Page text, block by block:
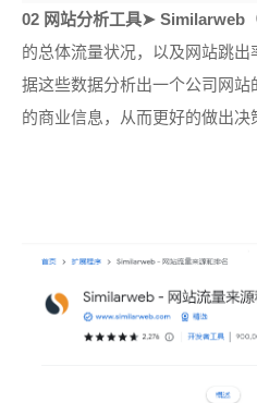
02 网站分析工具➤ Similarweb
的总体流量状况，以及网站跳
据这些数据分析出一个公司网
的商业信息，从而更好的做出决